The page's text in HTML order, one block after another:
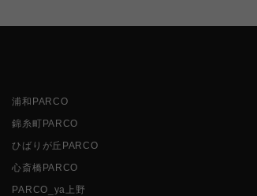
浦和PARCO
錦糸町PARCO
ひばりが丘PARCO
心斎橋PARCO
PARCO_ya上野